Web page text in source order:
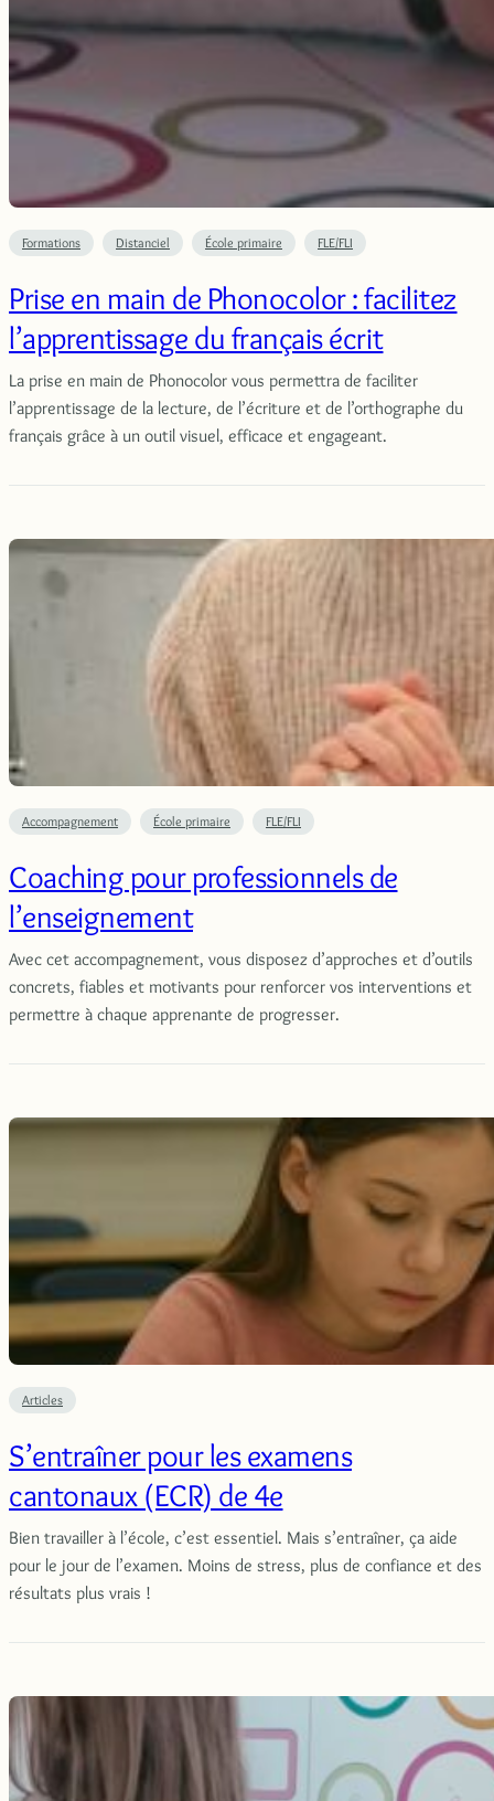
Formations Distanciel École primaire FLE/FLI
Prise en main de Phonocolor : facilitez
l’apprentissage du français écrit
La prise en main de Phonocolor vous permettra de faciliter
l’apprentissage de la lecture, de l’écriture et de l’orthographe du
français grâce à un outil visuel, efficace et engageant.
Accompagnement École primaire FLE/FLI
Coaching pour professionnels de
l’enseignement
Avec cet accompagnement, vous disposez d’approches et d’outils
concrets, fiables et motivants pour renforcer vos interventions et
permettre à chaque apprenante de progresser.
Articles
S’entraîner pour les examens
cantonaux (ECR) de 4e
Bien travailler à l’école, c’est essentiel. Mais s’entraîner, ça aide
pour le jour de l’examen. Moins de stress, plus de confiance et des
résultats plus vrais !